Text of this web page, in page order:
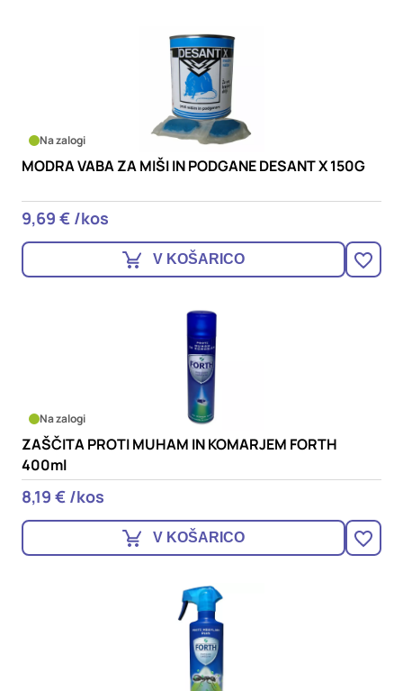
Na zalogi
MODRA VABA ZA MIŠI IN PODGANE DESANT X 150G
9,69 € /kos
V KOŠARICO
Na zalogi
ZAŠČITA PROTI MUHAM IN KOMARJEM FORTH
400ml
8,19 € /kos
V KOŠARICO